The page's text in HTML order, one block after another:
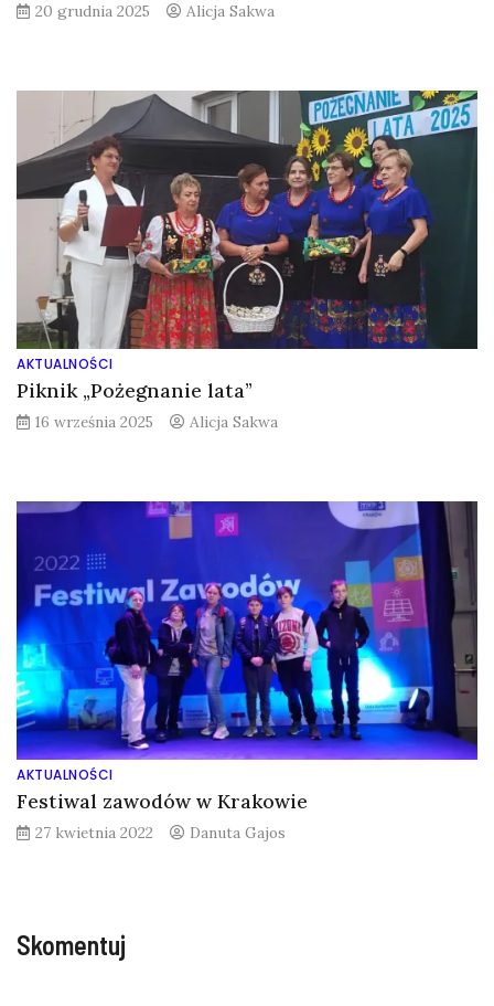
20 grudnia 2025 Alicja Sakwa
AKTUALNOŚCI
Piknik „Pożegnanie lata”
16 września 2025 Alicja Sakwa
AKTUALNOŚCI
Festiwal zawodów w Krakowie
27 kwietnia 2022 Danuta Gajos
Skomentuj